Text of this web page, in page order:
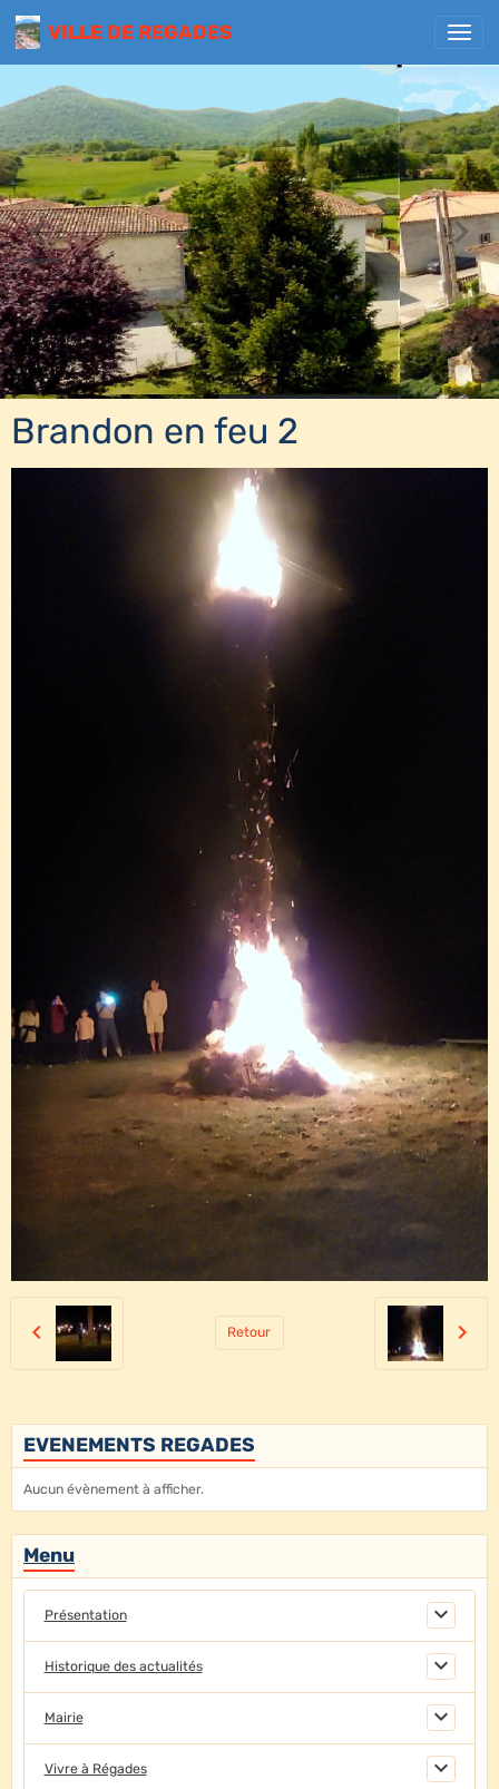
VILLE DE REGADES
Brandon en feu 2
Retour
EVENEMENTS REGADES
Aucun évènement à afficher.
Menu
Présentation
Historique des actualités
Mairie
Vivre à Régades